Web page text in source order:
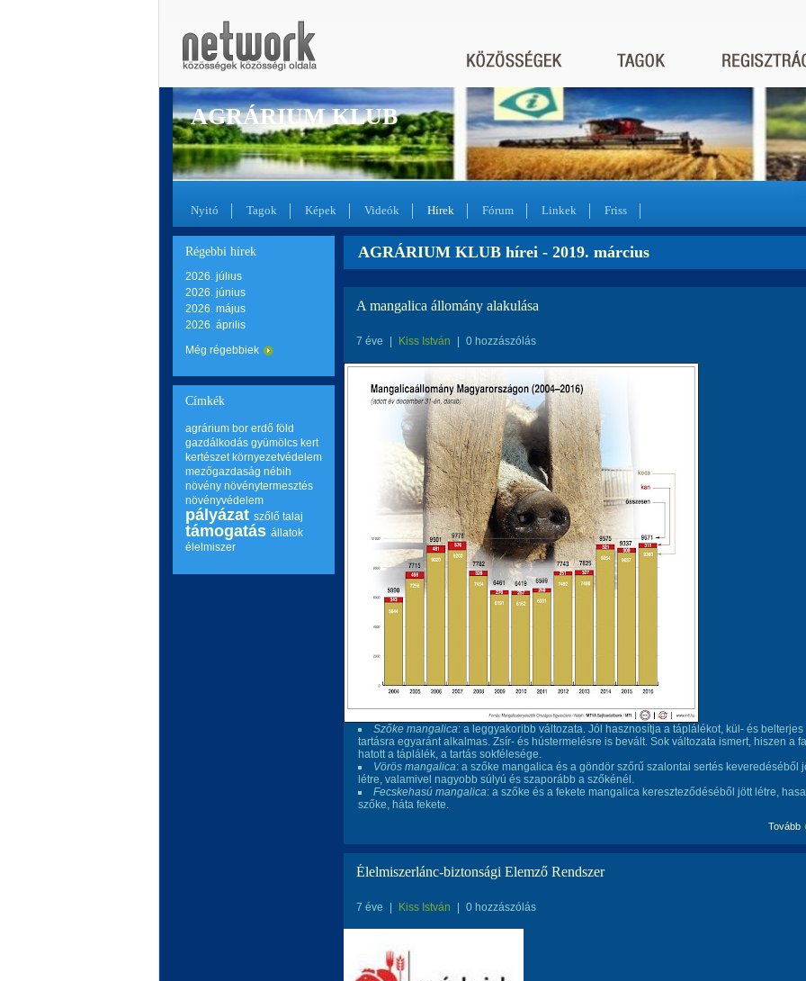
AGRÁRIUM KLUB
Nyitó Tagok Képek Videók Hírek Fórum Linkek Friss
Régebbi hírek
2026. július
2026. június
2026. május
2026. április
Még régebbiek
Címkék
agrárium bor erdő föld
gazdálkodás gyümölcs kert
kertészet környezetvédelem
mezőgazdaság nébih
növény növénytermesztés
növényvédelem
pályázat szőlő talaj
támogatás állatok
élelmiszer
AGRÁRIUM KLUB hírei - 2019. március
A mangalica állomány alakulása
7 éve Kiss István 0 hozzászólás
Szőke mangalica: a leggyakoribb változata. Jól hasznosítja a táplálékot, kül- és belterjes
tartásra egyaránt alkalmas. Zsír- és hústermelésre is bevált. Sok változata ismert, hiszen a
hatott a táplálék, a tartás sokfélesége.
Vörös mangalica: a szőke mangalica és a göndör szőrű szalontai sertés keveredéséből
létre, valamivel nagyobb súlyú és szaporább a szőkénél.
Fecskehasú mangalica: a szőke és a fekete mangalica kereszteződéséből jött létre, hasa
szőke, háta fekete.
Tovább
Élelmiszerlánc-biztonsági Elemző Rendszer
7 éve Kiss István 0 hozzászólás